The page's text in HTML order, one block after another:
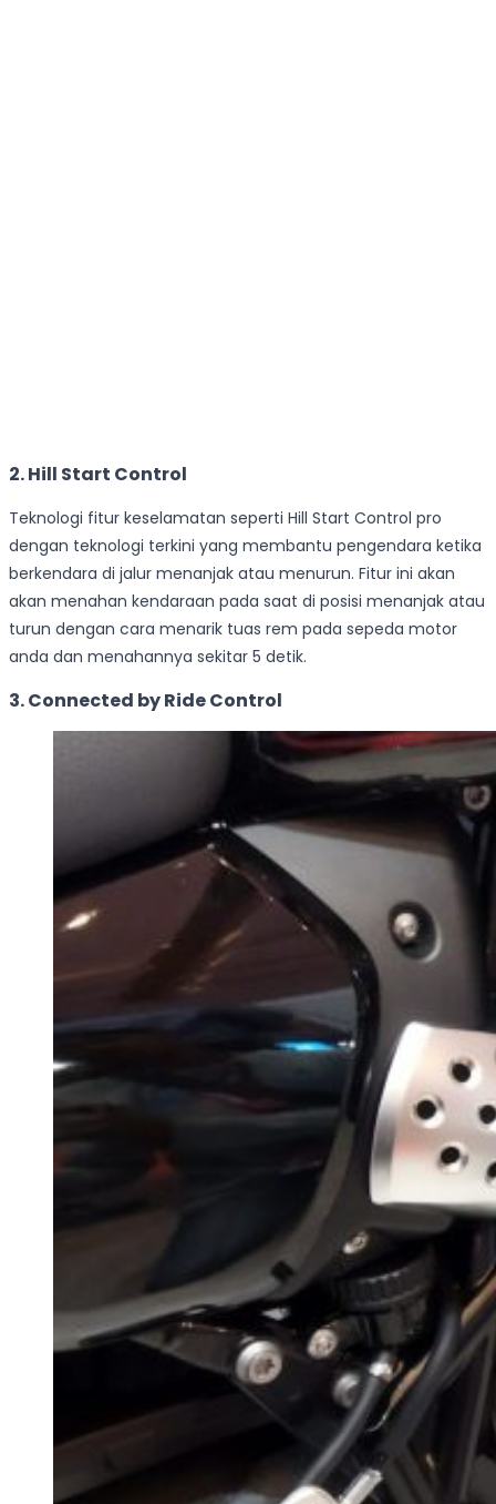
2. Hill Start Control
Teknologi fitur keselamatan seperti Hill Start Control pro
dengan teknologi terkini yang membantu pengendara ketika
berkendara di jalur menanjak atau menurun. Fitur ini akan
akan menahan kendaraan pada saat di posisi menanjak atau
turun dengan cara menarik tuas rem pada sepeda motor
anda dan menahannya sekitar 5 detik.
3. Connected by Ride Control